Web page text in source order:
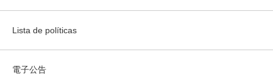
Lista de políticas
電子公告